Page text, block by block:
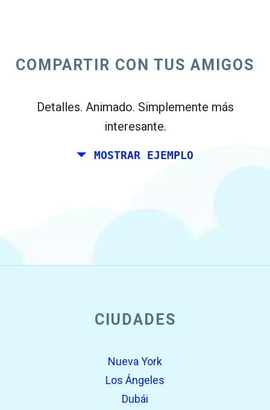
usted vive en Madrid, y tus amigos vive en
COMPARTIR CON TUS AMIGOS
Detalles. Animado. Simplemente más
interesante.
MOSTRAR EJEMPLO
CIUDADES
Nueva York
Los Ángeles
Dubái